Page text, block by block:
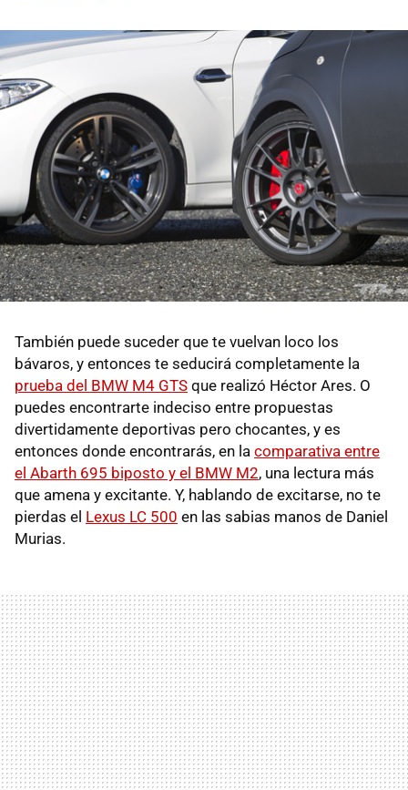
También puede suceder que te vuelvan loco los
bávaros, y entonces te seducirá completamente la
prueba del BMW M4 GTS que realizó Héctor Ares. O
puedes encontrarte indeciso entre propuestas
divertidamente deportivas pero chocantes, y es
entonces donde encontrarás, en la comparativa entre
el Abarth 695 biposto y el BMW M2, una lectura más
que amena y excitante. Y, hablando de excitarse, no te
pierdas el Lexus LC 500 en las sabias manos de Daniel
Murias.